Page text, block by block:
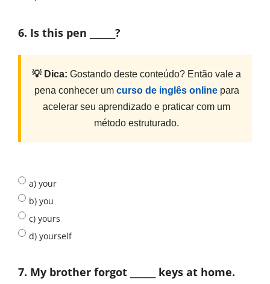
6. Is this pen ______?
💡 Dica: Gostando deste conteúdo? Então vale a
pena conhecer um curso de inglês onlinepara
acelerar seu aprendizado e praticar com um
método estruturado.
a) your
b) you
c) yours
d) yourself
7. My brother forgot ______ keys at home.